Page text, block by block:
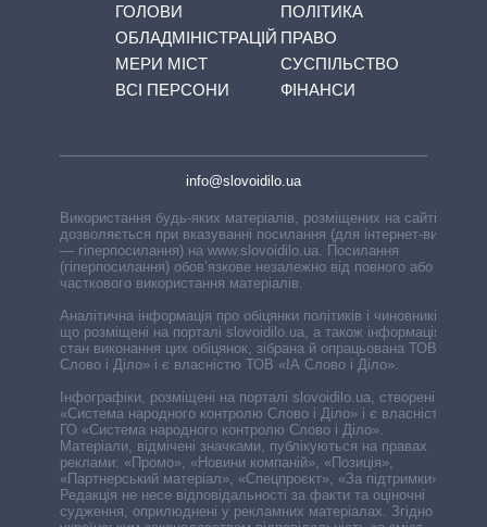
ГОЛОВИ
ОБЛАДМІНІСТРАЦІЙ
МЕРИ МІСТ
ВСІ ПЕРСОНИ
ПОЛІТИКА
ПРАВО
СУСПІЛЬСТВО
ФІНАНСИ
info@slovoidilo.ua
Використання будь-яких матеріалів, розміщених на сайті,
дозволяється при вказуванні посилання (для інтернет-видань
— гіперпосилання) на www.slovoidilo.ua. Посилання
(гіперпосилання) обов’язкове незалежно від повного або
часткового використання матеріалів.
Аналітична інформація про обіцянки політиків і чиновників,
що розміщені на порталі slovoidilo.ua, а також інформація про
стан виконання цих обіцянок, зібрана й опрацьована ТОВ «ІА
Слово і Діло» і є власністю ТОВ «ІА Слово і Діло».
Інфографіки, розміщені на порталі slovoidilo.ua, створені ГО
«Система народного контролю Слово і Діло» і є власністю
ГО «Система народного контролю Слово і Діло».
Матеріали, відмічені значками, публікуються на правах
реклами: «Промо», «Новини компаній», «Позиція»,
«Партнерський матеріал», «Спецпроєкт», «За підтримки».
Редакція не несе відповідальності за факти та оціночні
судження, оприлюднені у рекламних матеріалах. Згідно з